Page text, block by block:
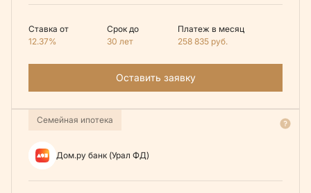
Ставка от
12.37%
Срок до
30 лет
Платеж в месяц
258 835 руб.
Оставить заявку
Семейная ипотека
Дом.ру банк (Урал ФД)